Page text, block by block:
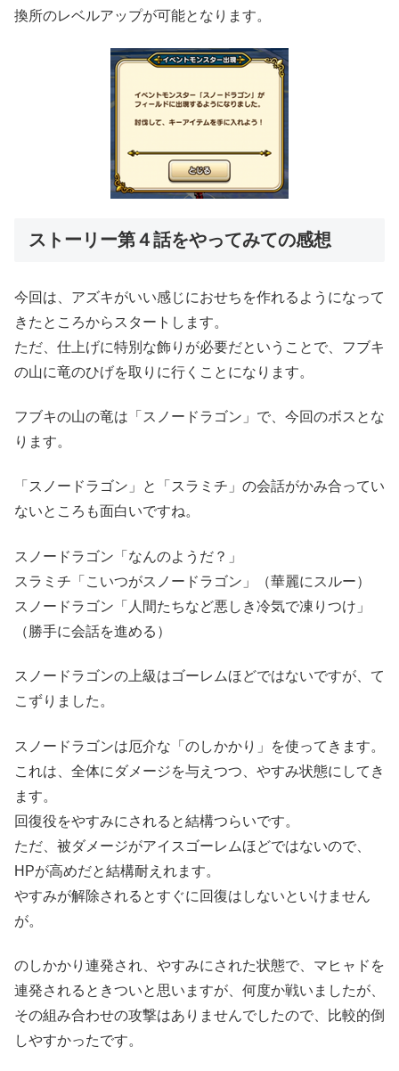
換所のレベルアップが可能となります。
ストーリー第４話をやってみての感想
今回は、アズキがいい感じにおせちを作れるようになって
きたところからスタートします。
ただ、仕上げに特別な飾りが必要だということで、フブキ
の山に竜のひげを取りに行くことになります。
フブキの山の竜は「スノードラゴン」で、今回のボスとな
ります。
「スノードラゴン」と「スラミチ」の会話がかみ合ってい
ないところも面白いですね。
スノードラゴン「なんのようだ？」
スラミチ「こいつがスノードラゴン」（華麗にスルー）
スノードラゴン「人間たちなど悪しき冷気で凍りつけ」
（勝手に会話を進める）
スノードラゴンの上級はゴーレムほどではないですが、て
こずりました。
スノードラゴンは厄介な「のしかかり」を使ってきます。
これは、全体にダメージを与えつつ、やすみ状態にしてき
ます。
回復役をやすみにされると結構つらいです。
ただ、被ダメージがアイスゴーレムほどではないので、
HPが高めだと結構耐えれます。
やすみが解除されるとすぐに回復はしないといけません
が。
のしかかり連発され、やすみにされた状態で、マヒャドを
連発されるときついと思いますが、何度か戦いましたが、
その組み合わせの攻撃はありませんでしたので、比較的倒
しやすかったです。